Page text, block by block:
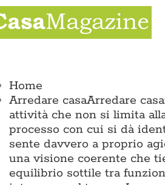
Salta
al
contenuto
Home
Arredare casaArredare
attività che non si limita
processo con cui si dà
sente davvero a proprio
una visione coerente che
equilibrio sottile tra